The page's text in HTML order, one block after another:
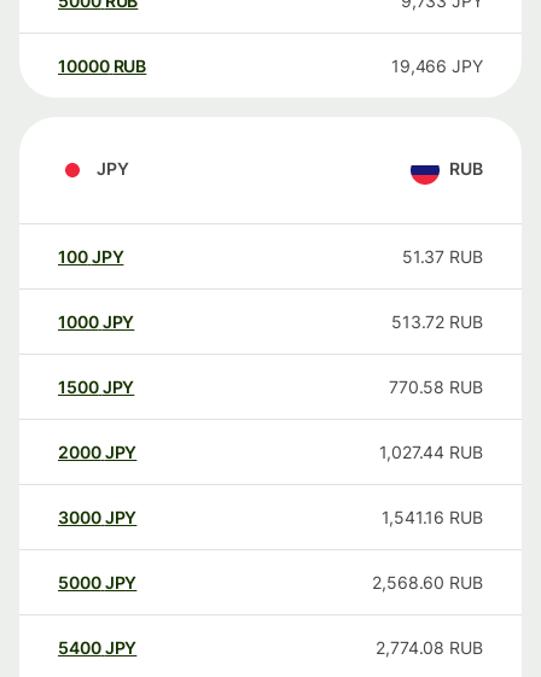
10000 RUB 19,466 JPY
JPY RUB
100JPY 51.37 RUB
1000JPY 513.72 RUB
1500JPY 770.58 RUB
2000JPY 1,027.44 RUB
3000JPY 1,541.16 RUB
5000JPY 2,568.60 RUB
5400JPY 2,774.08 RUB